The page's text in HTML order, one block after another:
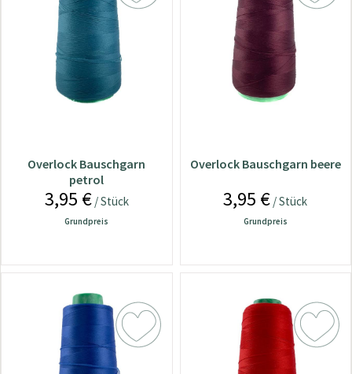
Overlock Bauschgarn
petrol
3,95 €/ Stück
Grundpreis
Overlock Bauschgarn beere
3,95 € / Stück
Grundpreis